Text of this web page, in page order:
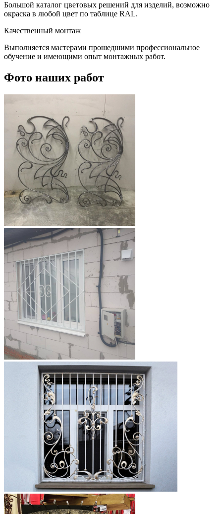
Большой каталог цветовых решений для изделий, возможно
окраска в любой цвет по таблице RAL.
Качественный монтаж
Выполняется мастерами прошедшими профессиональное
обучение и имеющими опыт монтажных работ.
Фото наших работ